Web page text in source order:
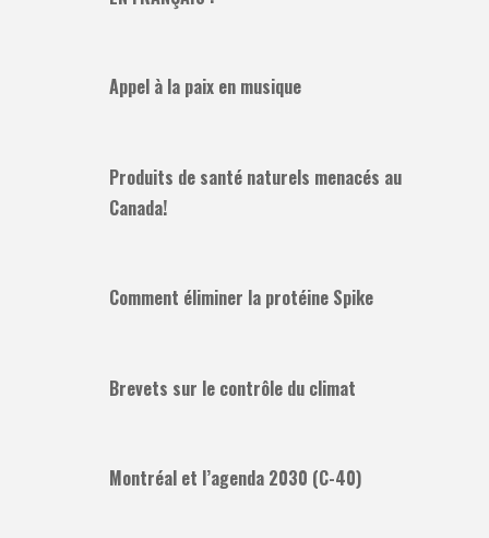
Appel à la paix en musique
Produits de santé naturels menacés au
Canada!
Comment éliminer la protéine Spike
Brevets sur le contrôle du climat
Montréal et l’agenda 2030 (C-40)